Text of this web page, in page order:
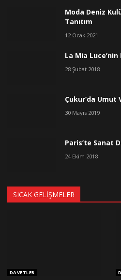
Moda Deniz
Tanıtım
12 Ocak 2021
La Mia
28 Şubat 2018
Çukur’da Umut
30 Mayıs 2019
Paris’te Sanat
24 Ekim 2018
SICAK GELIŞMELER
DAVETLER